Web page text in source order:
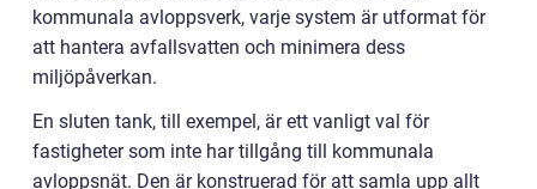
kommunala avloppsverk, varje system är utformat för
att hantera avfallsvatten och minimera dess
miljöpåverkan.
En sluten tank, till exempel, är ett vanligt val för
fastigheter som inte har tillgång till kommunala
avloppsnät. Den är konstruerad för att samla upp allt